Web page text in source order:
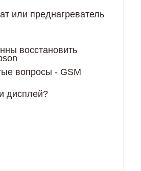
или преднагреватель
восстановить
вопросы - GSM
дисплей?